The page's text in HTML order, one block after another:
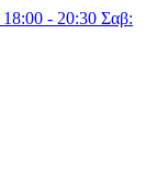
- 20:30 Σαβ: